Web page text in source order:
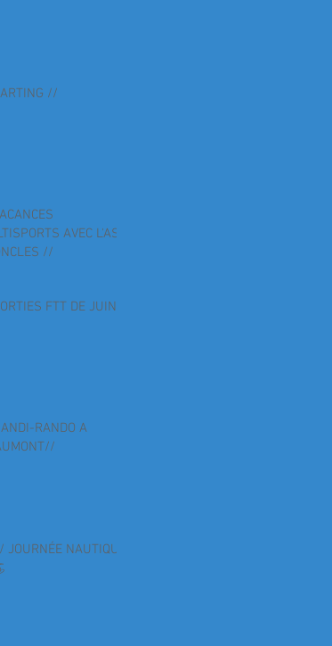
//
AVEC L'AS
//
FTT DE JUIN
RANDO A
JOURNÉE NAUTIQUE